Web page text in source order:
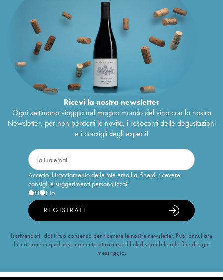
Ricevi la nostra newsletter
Ogni settimana viaggia nel magico mondo del vino con la nostra
Newsletter, per non perderti le novità, i resoconti delle degustazioni
e i consigli degli esperti!
Accetto il tracciamento delle mie email al fine di ricevere
consigli e suggerimenti personalizzati
Sì
No
REGISTRATI
Iscrivendoti, dai il tuo consenso per ricevere le nostre newsletter. Puoi annullare
l’iscrizione in qualsiasi momento attraverso il link disponibile alla fine di ogni
messaggio.